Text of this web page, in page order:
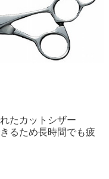
たカットシザー
るため長時間でも疲